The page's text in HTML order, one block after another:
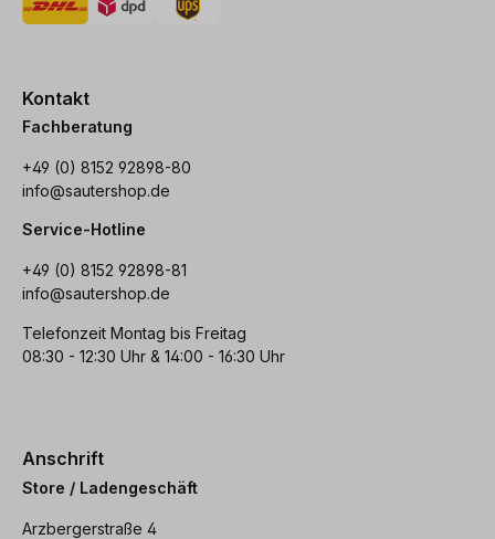
Kontakt
Fachberatung
+49 (0) 8152 92898-80
info@sautershop.de
Service-Hotline
+49 (0) 8152 92898-81
info@sautershop.de
Telefonzeit Montag bis Freitag
08:30 - 12:30 Uhr & 14:00 - 16:30 Uhr
Anschrift
Store / Ladengeschäft
Arzbergerstraße 4